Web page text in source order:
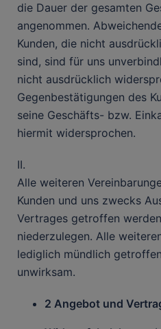
die Dauer der gesamten
angenommen.
Kunden, die nicht
sind, sind für uns
nicht ausdrücklich
Gegenbestätigungen des
seine Geschäfts- bzw.
hiermit widersprochen.
II.
Alle weiteren
Kunden und uns zwecks
Vertrages getroffen
niederzulegen. Alle
lediglich mündlich
unwirksam.
2 Angebot und